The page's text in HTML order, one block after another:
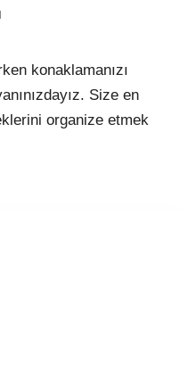
konaklamanızı
Size en
organize etmek